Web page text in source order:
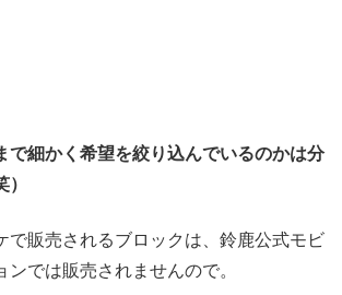
で細かく希望を絞り込んでいるのかは分
で販売されるブロックは、鈴鹿公式モビ
ンでは販売されませんので。